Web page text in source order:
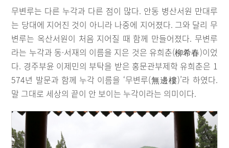
무변루는 다른 누각과 다른 점이 많다. 안동 병산서원 만대루
는 당대에 지어진 것이 아니라 나중에 지어졌다. 그와 달리 무
변루는 옥산서원이 처음 지어질 때 함께 만들어졌다. 무변루
라는 누각과 동·서재의 이름을 지은 것은 유희춘(柳希春)이었
다. 경주부윤 이제민의 부탁을 받은 홍문관부제학 유희춘은 1
574년 발문과 함께 누각 이름을 ‘무변루(無邊樓)’라 하였다.
말 그대로 세상의 끝이 안 보이는 누각이라는 의미이다.